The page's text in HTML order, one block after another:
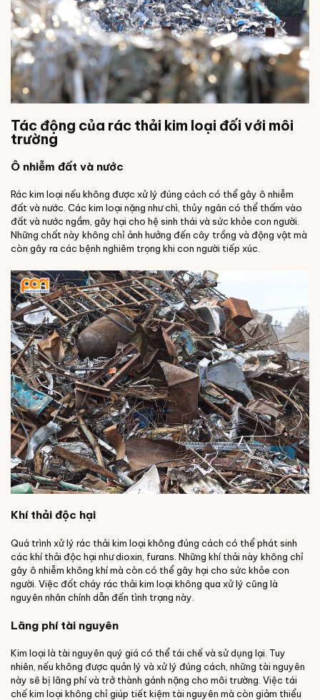
Tác động của rác thải kim loại đối với môi
trường
Ô nhiễm đất và nước
Rác kim loại nếu không được xử lý đúng cách có thể gây ô nhiễm
đất và nước. Các kim loại nặng như chì, thủy ngân có thể thấm vào
đất và nước ngầm, gây hại cho hệ sinh thái và sức khỏe con người.
Những chất này không chỉ ảnh hưởng đến cây trồng và động vật mà
còn gây ra các bệnh nghiêm trọng khi con người tiếp xúc.
Khí thải độc hại
Quá trình xử lý rác thải kim loại không đúng cách có thể phát sinh
các khí thải độc hại như dioxin, furans. Những khí thải này không chỉ
gây ô nhiễm không khí mà còn có thể gây hại cho sức khỏe con
người. Việc đốt cháy rác thải kim loại không qua xử lý cũng là
nguyên nhân chính dẫn đến tình trạng này.
Lãng phí tài nguyên
Kim loại là tài nguyên quý giá có thể tái chế và sử dụng lại. Tuy
nhiên, nếu không được quản lý và xử lý đúng cách, những tài nguyên
này sẽ bị lãng phí và trở thành gánh nặng cho môi trường. Việc tái
chế kim loại không chỉ giúp tiết kiệm tài nguyên mà còn giảm thiểu